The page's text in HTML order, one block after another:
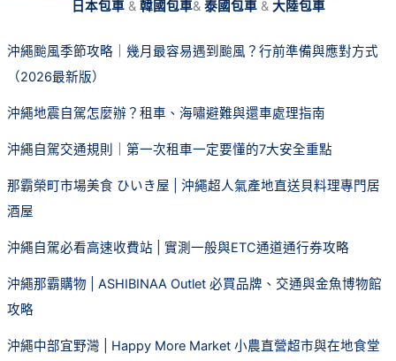
日本包車& 韓國包車& 泰國包車& 大陸包車
沖繩颱風季節攻略｜幾月最容易遇到颱風？行前準備與應對方式
（2026最新版）
沖繩地震自駕怎麼辦？租車、海嘯避難與還車處理指南
沖繩自駕交通規則｜第一次租車一定要懂的7大安全重點
那霸榮町市場美食 ひいき屋 | 沖繩超人氣產地直送貝料理專門居
酒屋
沖繩自駕必看高速收費站 | 實測一般與ETC通道通行券攻略
沖繩那霸購物 | ASHIBINAA Outlet 必買品牌、交通與金魚博物館
攻略
沖繩中部宜野灣 | Happy More Market 小農直營超市與在地食堂